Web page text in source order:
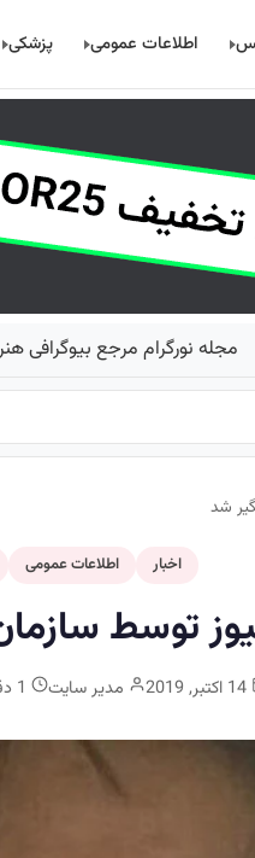
اطلاعات عمومی پزشکی
مجله نورگرام مرجع بیوگرافی
شد
اخبار اطلاعات عمومی
توسط
14 اکتبر, 2019 مدیر سایت